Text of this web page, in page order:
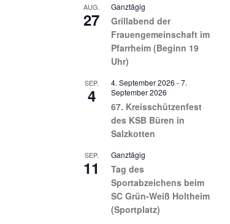
AUG.
27
Ganztägig
Grillabend der
Frauengemeinschaft im
Pfarrheim (Beginn 19
Uhr)
SEP.
4
4. September 2026 -7.
September 2026
67. Kreisschützenfest
des KSB Büren in
Salzkotten
SEP.
11
Ganztägig
Tag des
Sportabzeichens beim
SC Grün-Weiß Holtheim
(Sportplatz)